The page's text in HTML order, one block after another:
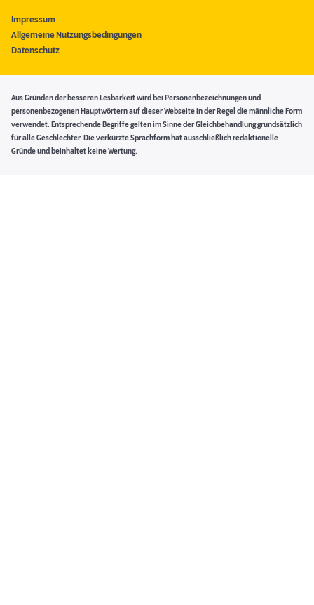
Impressum
Allgemeine Nutzungsbedingungen
Datenschutz
Aus Gründen der besseren Lesbarkeit wird bei Personenbezeichnungen und
personenbezogenen Hauptwörtern auf dieser Webseite in der Regel die männliche Form
verwendet. Entsprechende Begriffe gelten im Sinne der Gleichbehandlung grundsätzlich
für alle Geschlechter. Die verkürzte Sprachform hat ausschließlich redaktionelle
Gründe und beinhaltet keine Wertung.